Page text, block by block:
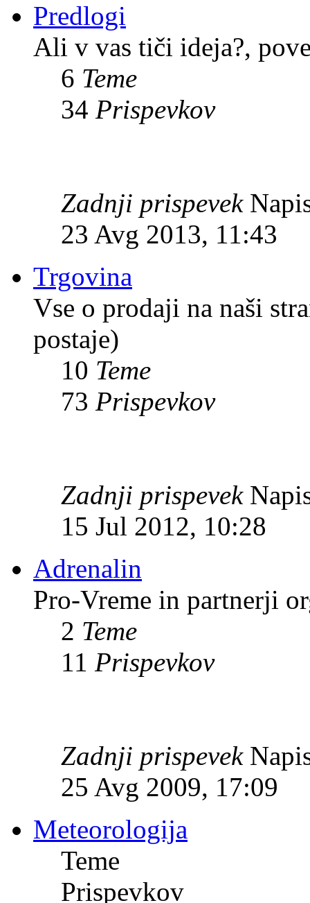
Predlogi
Ali v vas tiči ideja?,
6 Teme
34 Prispevkov
Zadnji prispevek
23 Avg 2013, 11:43
Trgovina
Vse o prodaji na naši
postaje)
10 Teme
73 Prispevkov
Zadnji prispevek
15 Jul 2012, 10:28
Adrenalin
Pro-Vreme in partnerji
2 Teme
11 Prispevkov
Zadnji prispevek
25 Avg 2009, 17:09
Meteorologija
Teme
Prispevkov